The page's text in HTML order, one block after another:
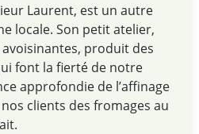
Laurent, est un autre
locale. Son petit atelier,
produit des
font la fierté de notre
approfondie de l’affinage
clients des fromages au